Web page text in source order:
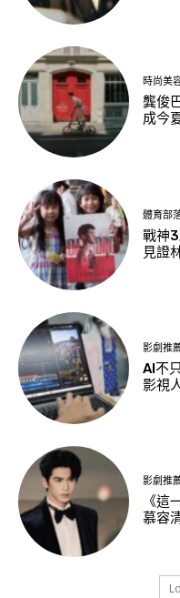
時尚美
龔俊
成今
體育部
戰神
見證
影劇推
AI不
影視
影劇推
《
慕容